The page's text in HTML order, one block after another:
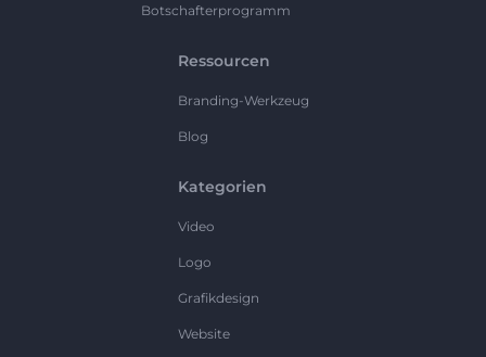
Botschafterprogramm
Ressourcen
Branding-Werkzeug
Blog
Kategorien
Video
Logo
Grafikdesign
Website